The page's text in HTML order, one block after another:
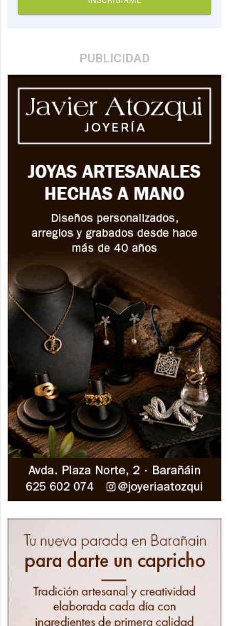
PUBLICIDAD